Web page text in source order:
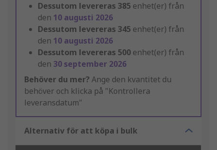
Dessutom levereras 385 enhet(er) från
den 10 augusti 2026
Dessutom levereras 345 enhet(er) från
den 10 augusti 2026
Dessutom levereras 500 enhet(er) från
den 30 september 2026
Behöver du mer? Ange den kvantitet du
behöver och klicka på "Kontrollera
leveransdatum"
Alternativ för att köpa i bulk